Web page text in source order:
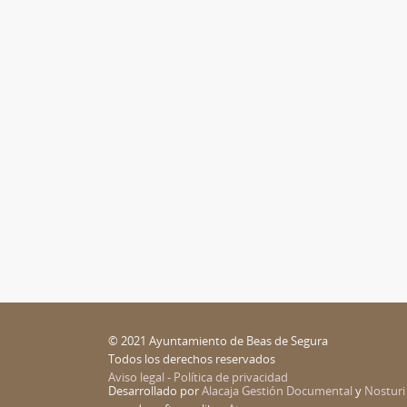
© 2021 Ayuntamiento de Beas de Segura
Todos los derechos reservados
Aviso legal - Política de privacidad
Desarrollado porAlacaja Gestión Documental y Nosturi